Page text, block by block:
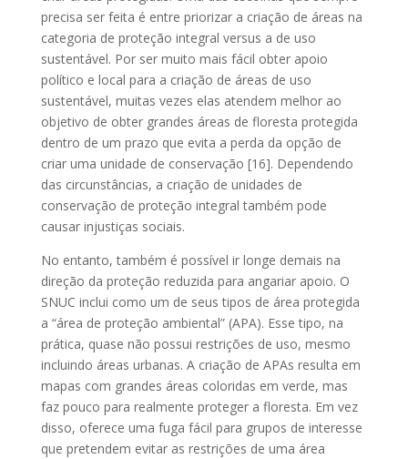
precisa ser feita é entre priorizar a criação de áreas na
categoria de proteção integral versus a de uso
sustentável. Por ser muito mais fácil obter apoio
político e local para a criação de áreas de uso
sustentável, muitas vezes elas atendem melhor ao
objetivo de obter grandes áreas de floresta protegida
dentro de um prazo que evita a perda da opção de
criar uma unidade de conservação [16]. Dependendo
das circunstâncias, a criação de unidades de
conservação de proteção integral também pode
causar injustiças sociais.
No entanto, também é possível ir longe demais na
direção da proteção reduzida para angariar apoio. O
SNUC inclui como um de seus tipos de área protegida
a “área de proteção ambiental” (APA). Esse tipo, na
prática, quase não possui restrições de uso, mesmo
incluindo áreas urbanas. A criação de APAs resulta em
mapas com grandes áreas coloridas em verde, mas
faz pouco para realmente proteger a floresta. Em vez
disso, oferece uma fuga fácil para grupos de interesse
que pretendem evitar as restrições de uma área